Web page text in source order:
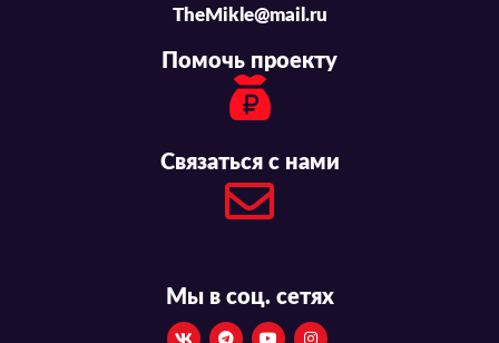
TheMikle@mail.ru
Помочь проекту
Связаться с нами
Мы в соц. сетях